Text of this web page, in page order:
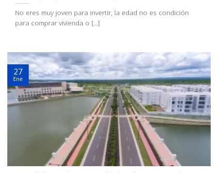
No eres muy joven para invertir, la edad no es condición
para comprar vivienda o [...]
27
Ene